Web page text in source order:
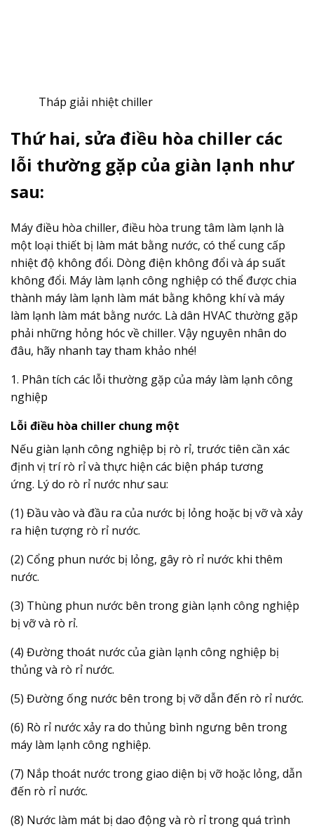
Tháp giải nhiệt chiller
Thứ hai, sửa điều hòa chiller các
lỗi thường gặp của giàn lạnh như
sau:
Máy điều hòa chiller, điều hòa trung tâm làm lạnh là
một loại thiết bị làm mát bằng nước, có thể cung cấp
nhiệt độ không đổi. Dòng điện không đổi và áp suất
không đổi. Máy làm lạnh công nghiệp có thể được chia
thành máy làm lạnh làm mát bằng không khí và máy
làm lạnh làm mát bằng nước. Là dân HVAC thường gặp
phải những hỏng hóc về chiller. Vậy nguyên nhân do
đâu, hãy nhanh tay tham khảo nhé!
1. Phân tích các lỗi thường gặp của máy làm lạnh công
nghiệp
Lỗi điều hòa chiller chung một
Nếu giàn lạnh công nghiệp bị rò rỉ, trước tiên cần xác
định vị trí rò rỉ và thực hiện các biện pháp tương
ứng. Lý do rò rỉ nước như sau:
(1) Đầu vào và đầu ra của nước bị lỏng hoặc bị vỡ và xảy
ra hiện tượng rò rỉ nước.
(2) Cổng phun nước bị lỏng, gây rò rỉ nước khi thêm
nước.
(3) Thùng phun nước bên trong giàn lạnh công nghiệp
bị vỡ và rò rỉ.
(4) Đường thoát nước của giàn lạnh công nghiệp bị
thủng và rò rỉ nước.
(5) Đường ống nước bên trong bị vỡ dẫn đến rò rỉ nước.
(6) Rò rỉ nước xảy ra do thủng bình ngưng bên trong
máy làm lạnh công nghiệp.
(7) Nắp thoát nước trong giao diện bị vỡ hoặc lỏng, dẫn
đến rò rỉ nước.
(8) Nước làm mát bị dao động và rò rỉ trong quá trình